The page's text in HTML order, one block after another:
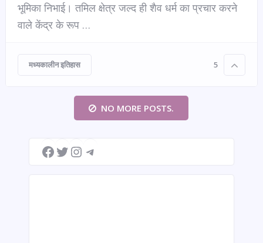
भूमिका निभाई। तमिल क्षेत्र जल्द ही शैव धर्म का प्रचार करने
वाले केंद्र के रूप …
मध्यकालीन इतिहास 5
NO MORE POSTS.
Facebook
TwitterInstagram